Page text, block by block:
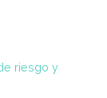
riesgo y